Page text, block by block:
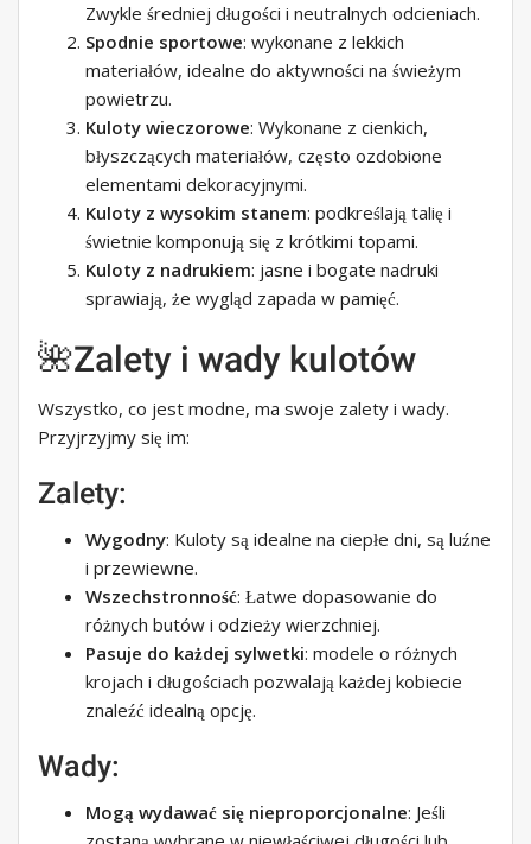
Zwykle średniej długości i neutralnych odcieniach.
Spodnie sportowe: wykonane z lekkich
materiałów, idealne do aktywności na świeżym
powietrzu.
Kuloty wieczorowe: Wykonane z cienkich,
błyszczących materiałów, często ozdobione
elementami dekoracyjnymi.
Kuloty z wysokim stanem: podkreślają talię i
świetnie komponują się z krótkimi topami.
Kuloty z nadrukiem: jasne i bogate nadruki
sprawiają, że wygląd zapada w pamięć.
🌺Zalety i wady kulotów
Wszystko, co jest modne, ma swoje zalety i wady.
Przyjrzyjmy się im:
Zalety:
Wygodny: Kuloty są idealne na ciepłe dni, są luźne
i przewiewne.
Wszechstronność: Łatwe dopasowanie do
różnych butów i odzieży wierzchniej.
Pasuje do każdej sylwetki: modele o różnych
krojach i długościach pozwalają każdej kobiecie
znaleźć idealną opcję.
Wady:
Mogą wydawać się nieproporcjonalne: Jeśli